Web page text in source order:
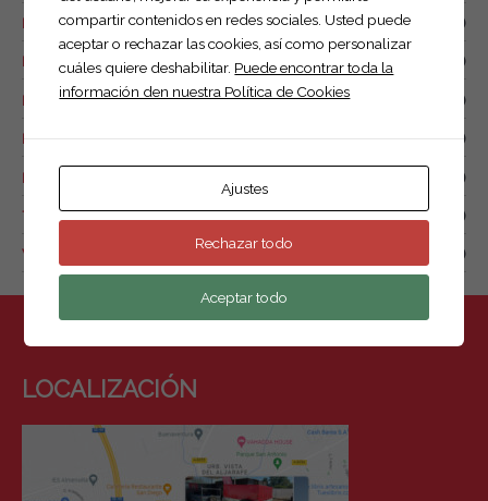
Remolque de combustible (0)
Remolque náutico (1)
Remolque para drones (2)
Remolques de motos y quads (7)
Remolques para animales (1)
Tow box (0)
Van de caballos. (4)
LOCALIZACIÓN
compartir contenidos en redes sociales. Usted puede
aceptar o rechazar las cookies, así como personalizar
cuáles quiere deshabilitar. Puede encontrar toda la
información den nuestra Política de Cookies
Ajustes
Rechazar todo
Aceptar todo